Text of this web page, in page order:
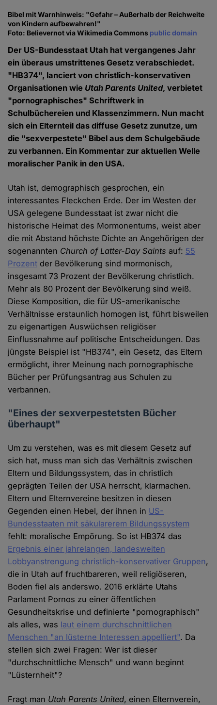
Bibel mit Warnhinweis: "Gefahr – Außerhalb der Reichweite
von Kindern aufbewahren!"
Foto: Believernot via Wikimedia Commons public domain
Der US-Bundesstaat Utah hat vergangenes Jahr
ein überaus umstrittenes Gesetz verabschiedet.
"HB374", lanciert von christlich-konservativen
Organisationen wie Utah Parents United, verbietet
"pornographisches" Schriftwerk in
Schulbüchereien und Klassenzimmern. Nun macht
sich ein Elternteil das diffuse Gesetz zunutze, um
die "sexverpestete" Bibel aus dem Schulgebäude
zu verbannen. Ein Kommentar zur aktuellen Welle
moralischer Panik in den USA.
Utah ist, demographisch gesprochen, ein
interessantes Fleckchen Erde. Der im Westen der
USA gelegene Bundesstaat ist zwar nicht die
historische Heimat des Mormonentums, weist aber
die mit Abstand höchste Dichte an Angehörigen der
sogenannten Church of Latter-Day Saints auf: 55
Prozent der Bevölkerung sind mormonisch,
insgesamt 73 Prozent der Bevölkerung christlich.
Mehr als 80 Prozent der Bevölkerung sind weiß.
Diese Komposition, die für US-amerikanische
Verhältnisse erstaunlich homogen ist, führt bisweilen
zu eigenartigen Auswüchsen religiöser
Einflussnahme auf politische Entscheidungen. Das
jüngste Beispiel ist "HB374", ein Gesetz, das Eltern
ermöglicht, ihrer Meinung nach pornographische
Bücher per Prüfungsantrag aus Schulen zu
verbannen.
"Eines der sexverpestetsten Bücher
überhaupt"
Um zu verstehen, was es mit diesem Gesetz auf
sich hat, muss man sich das Verhältnis zwischen
Eltern und Bildungssystem, das in christlich
geprägten Teilen der USA herrscht, klarmachen.
Eltern und Elternvereine besitzen in diesen
Gegenden einen Hebel, der ihnen in US-
Bundesstaaten mit säkularerem Bildungssystem
fehlt: moralische Empörung. So ist HB374 das
Ergebnis einer jahrelangen, landesweiten
Lobbyanstrengung christlich-konservativer Gruppen,
die in Utah auf fruchtbareren, weil religiöseren,
Boden fiel als anderswo. 2016 erklärte Utahs
Parlament Pornos zu einer öffentlichen
Gesundheitskrise und definierte "pornographisch"
als alles, was laut einem durchschnittlichen
Menschen "an lüsterne Interessen appelliert". Da
stellen sich zwei Fragen: Wer ist dieser
"durchschnittliche Mensch" und wann beginnt
"Lüsternheit"?
Fragt man Utah Parents United, einen Elternverein,